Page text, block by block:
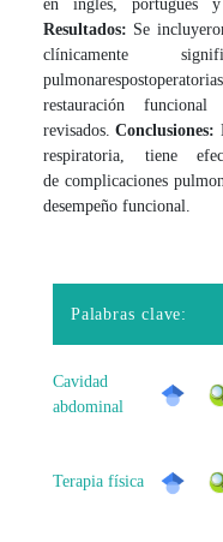
en inglés, portugués
Resultados: Se
clínicamente
pulmonares
restauración
revisados.Conclusiones:
respiratoria, tiene
de complicaciones
desempeño funcional.
Palabras clave:
Cavidad
abdominal
Terapia física